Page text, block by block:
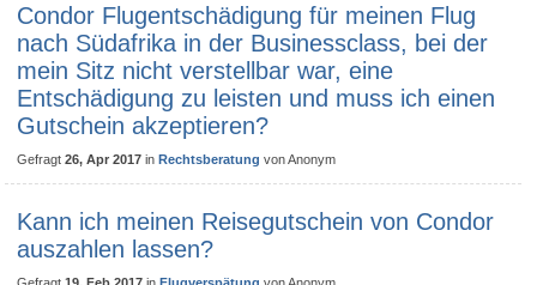
Condor Flugentschädigung für meinen Flug
nach Südafrika in der Businessclass, bei der
mein Sitz nicht verstellbar war, eine
Entschädigung zu leisten und muss ich einen
Gutschein akzeptieren?
Gefragt 26, Apr 2017 inRechtsberatung vonAnonym
Kann ich meinen Reisegutschein von Condor
auszahlen lassen?